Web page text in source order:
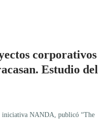
corporativos
Estudio del
iniciativa NANDA, publicó “The